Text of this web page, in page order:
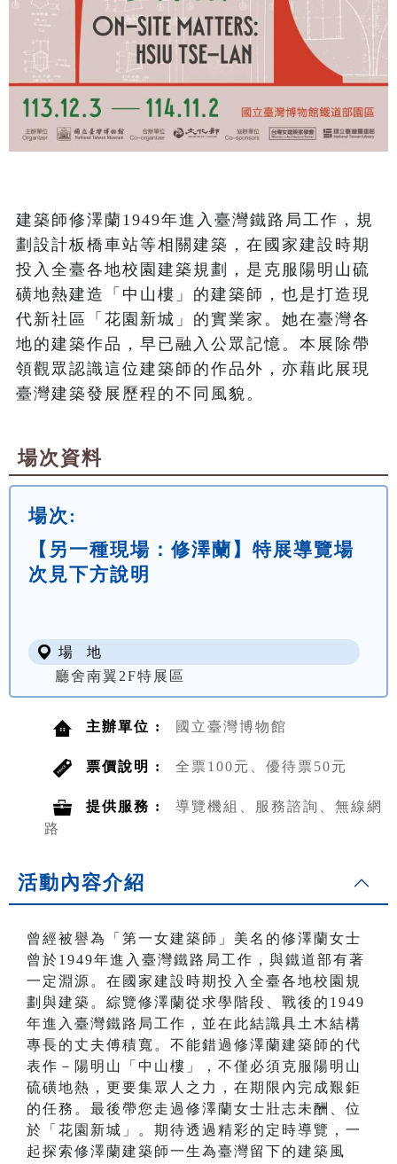
建築師修澤蘭1949年進入臺灣鐵路局工作，規
劃設計板橋車站等相關建築，在國家建設時期
投入全臺各地校園建築規劃，是克服陽明山硫
磺地熱建造「中山樓」的建築師，也是打造現
代新社區「花園新城」的實業家。她在臺灣各
地的建築作品，早已融入公眾記憶。本展除帶
領觀眾認識這位建築師的作品外，亦藉此展現
臺灣建築發展歷程的不同風貌。
場次資料
場次:
【另一種現場：修澤蘭】特展導覽場
次見下方說明
場 地
廳舍南翼2F特展區
主辦單位 : 國立臺灣博物館
票價說明 : 全票100元、優待票50元
提供服務 :
導覽機組、服務諮詢、無線網
路
活動內容介紹
曾經被譽為「第一女建築師」美名的修澤蘭女士
曾於1949年進入臺灣鐵路局工作，與鐵道部有著
一定淵源。在國家建設時期投入全臺各地校園規
劃與建築。綜覽修澤蘭從求學階段、戰後的1949
年進入臺灣鐵路局工作，並在此結識具土木結構
專長的丈夫傅積寬。不能錯過修澤蘭建築師的代
表作－陽明山「中山樓」，不僅必須克服陽明山
硫磺地熱，更要集眾人之力，在期限內完成艱鉅
的任務。最後帶您走過修澤蘭女士壯志未酬、位
於「花園新城」。期待透過精彩的定時導覽，一
起探索修澤蘭建築師一生為臺灣留下的建築風